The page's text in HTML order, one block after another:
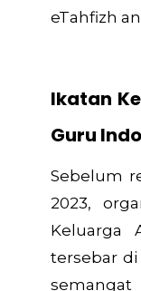
eTahfizh
Ikatan
Guru
Sebelum
2023,
Keluarga
tersebar di
semangat